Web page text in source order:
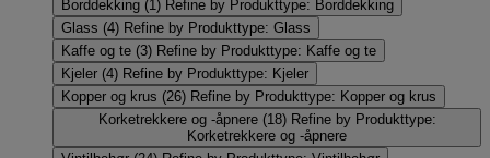
Borddekking (1) Refine by Produkttype: Borddekking
Glass (4) Refine by Produkttype: Glass
Kaffe og te (3) Refine by Produkttype: Kaffe og te
Kjeler (4) Refine by Produkttype: Kjeler
Kopper og krus (26) Refine by Produkttype: Kopper og krus
Korketrekkere og -åpnere (18) Refine by Produkttype:
Korketrekkere og -åpnere